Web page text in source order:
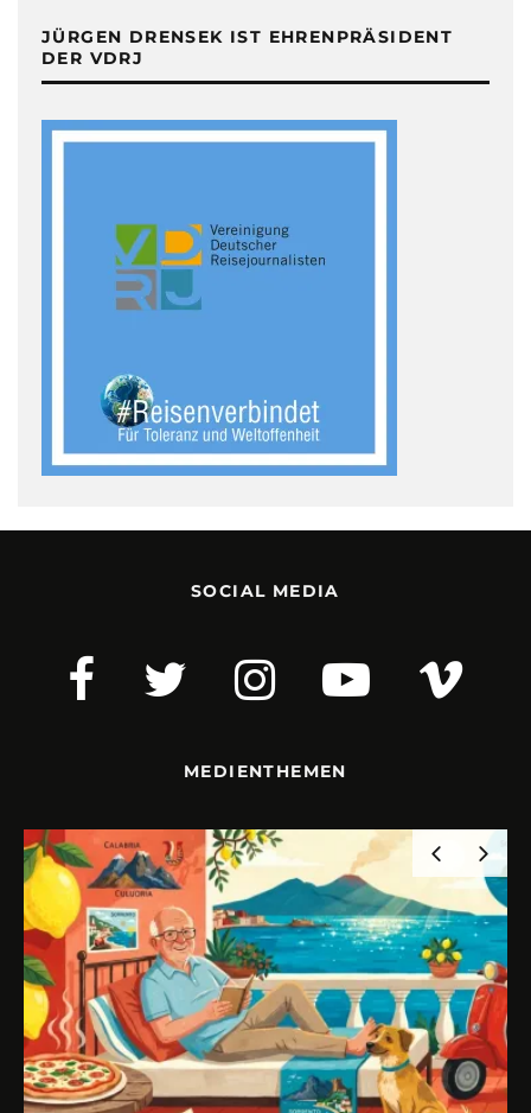
JÜRGEN DRENSEK IST EHRENPRÄSIDENT
DER VDRJ
SOCIAL MEDIA
MEDIENTHEMEN